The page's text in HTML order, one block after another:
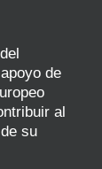
de
al
su